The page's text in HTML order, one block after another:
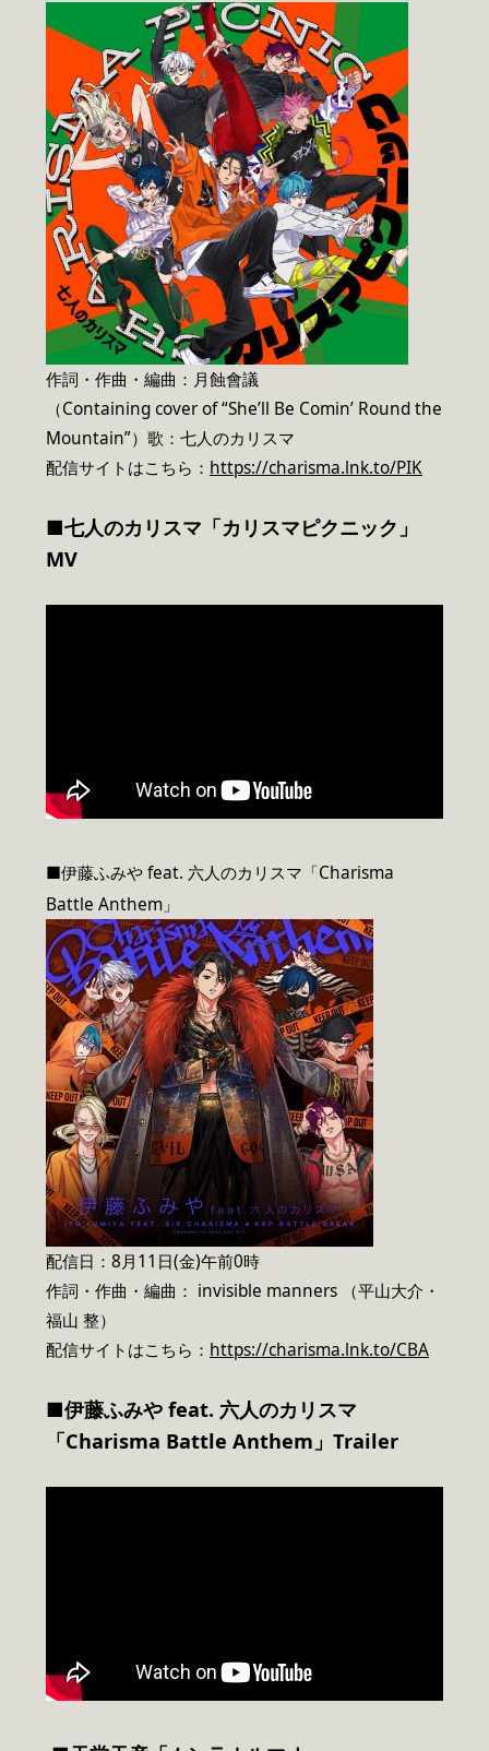
作詞・作曲・編曲：月蝕會議
（Containing cover of “She’ll Be Comin’ Round the
Mountain”）歌：七人のカリスマ
配信サイトはこちら： https://charisma.lnk.to/PIK
■七人のカリスマ「カリスマピクニック」
MV
■伊藤ふみや feat. 六人のカリスマ「Charisma
Battle Anthem」
配信日：8月11日(金)午前0時
作詞・作曲・編曲： invisible manners （平山大介・
福山 整）
配信サイトはこちら： https://charisma.lnk.to/CBA
■伊藤ふみや feat. 六人のカリスマ
「Charisma Battle Anthem」Trailer